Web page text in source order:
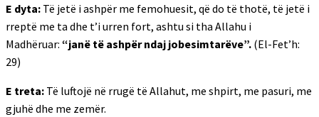
E dyta: Të jetë i ashpër me femohuesit, që do të thotë, të jetë i
rreptë me ta dhe t’i urren fort, ashtu si tha Allahu i
Madhëruar: “janë të ashpër ndaj jobesimtarëve”. (El-Fet’h:
29)
E treta: Të luftojë në rrugë të Allahut, me shpirt, me pasuri, me
gjuhë dhe me zemër.